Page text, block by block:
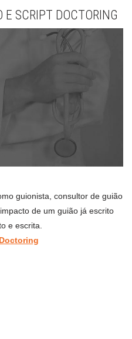
E SCRIPT DOCTORING
guionista, consultor de guião
de um guião já escrito
e escrita.